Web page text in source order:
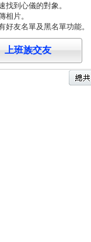
到心儀的對象。
相片。
友名單及黑名單功能。
上班族交友